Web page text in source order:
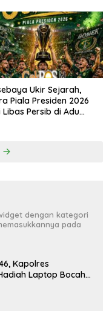
Ukir Sejarah,
Piala Presiden 2026
Libas Persib di Adu
dengan kategori
pada
Kapolres
Laptop Bocah